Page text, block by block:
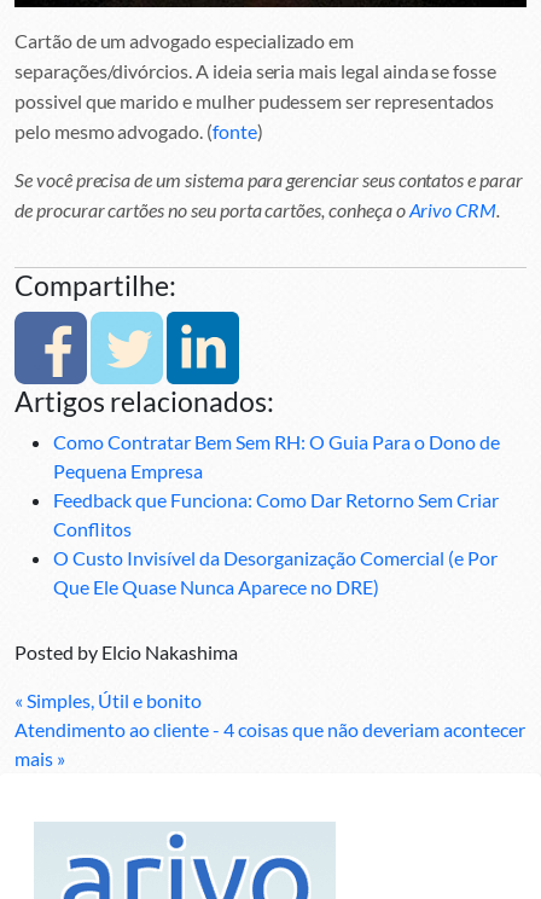
Cartão de um advogado especializado em
separações/divórcios. A ideia seria mais legal ainda se fosse
possivel que marido e mulher pudessem ser representados
pelo mesmo advogado. (fonte)
Se você precisa de um sistema para gerenciar seus contatos e parar
de procurar cartões no seu porta cartões, conheça oArivo CRM
Compartilhe:
Artigos relacionados:
Como Contratar Bem Sem RH: O Guia Para o Dono de
Pequena Empresa
Feedback que Funciona: Como Dar Retorno Sem Criar
Conflitos
O Custo Invisível da Desorganização Comercial (e Por
Que Ele Quase Nunca Aparece no DRE)
Posted by Elcio Nakashima
« Simples, Útil e bonito
Atendimento ao cliente - 4 coisas que não deveriam acontecer
mais »